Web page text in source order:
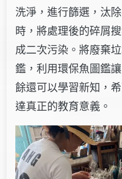
洗淨，進行篩選，汰
時，將處理後的碎屑
成二次污染。將廢棄
鑑，利用環保魚圖鑑
餘還可以學習新知，
達真正的教育意義。